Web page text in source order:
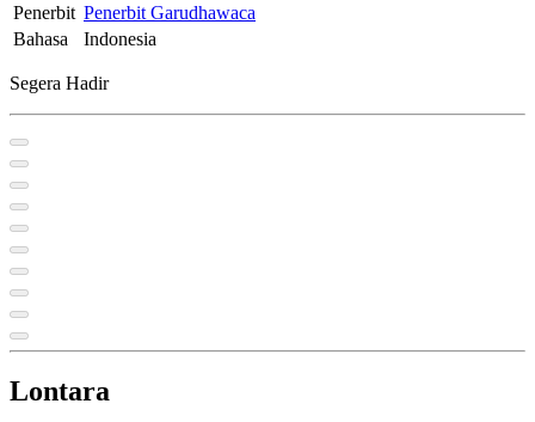
Penerbit Penerbit Garudhawaca
Bahasa
Indonesia
Segera Hadir
Lontara